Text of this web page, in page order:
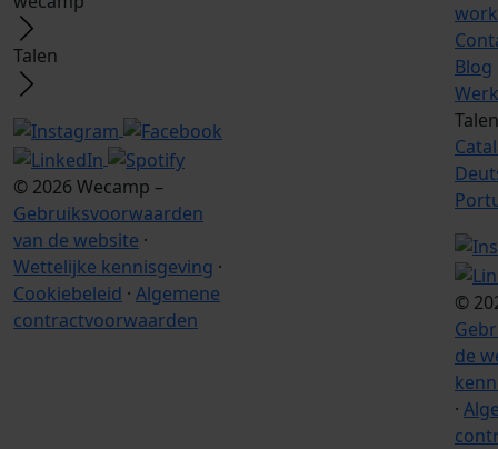
Talen
© 2026 Wecamp –
Gebruiksvoorwaarden
van de website ·
Wettelijke kennisgeving ·
Cookiebeleid · Algemene
contractvoorwaarden
Blog
©
de
·